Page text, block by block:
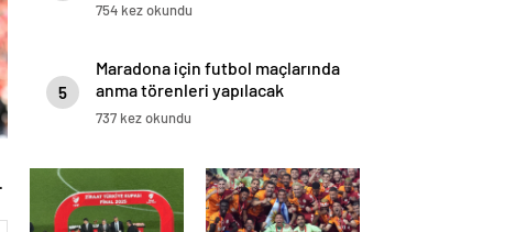
754 kez okundu
5
Maradona için futbol maçlarında
anma törenleri yapılacak
737 kez okundu